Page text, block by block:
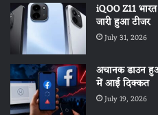
iQOO Z11
जारी हुआ टीजर
July 31, 2026
अचानक डाउन
में आई दिक्कत
July 19, 2026